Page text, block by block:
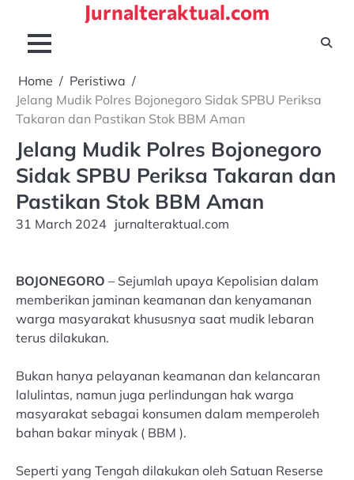
content
Jurnalteraktual.com
Home
Peristiwa
Jelang Mudik Polres Bojonegoro Sidak SPBU Periksa
Takaran dan Pastikan Stok BBM Aman
Jelang Mudik Polres Bojonegoro
Sidak SPBU Periksa Takaran dan
Pastikan Stok BBM Aman
31 March 2024 jurnalteraktual.com
BOJONEGORO – Sejumlah upaya Kepolisian dalam
memberikan jaminan keamanan dan kenyamanan
warga masyarakat khususnya saat mudik lebaran
terus dilakukan.
Bukan hanya pelayanan keamanan dan kelancaran
lalulintas, namun juga perlindungan hak warga
masyarakat sebagai konsumen dalam memperoleh
bahan bakar minyak ( BBM ).
Seperti yang Tengah dilakukan oleh Satuan Reserse